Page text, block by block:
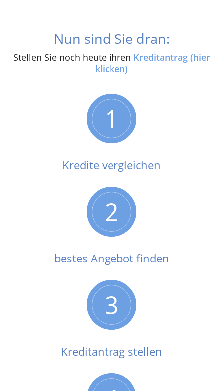
Nun sind Sie dran:
Stellen Sie noch heute ihren Kreditantrag (hier
klicken)
1
Kredite vergleichen
2
bestes Angebot finden
3
Kreditantrag stellen